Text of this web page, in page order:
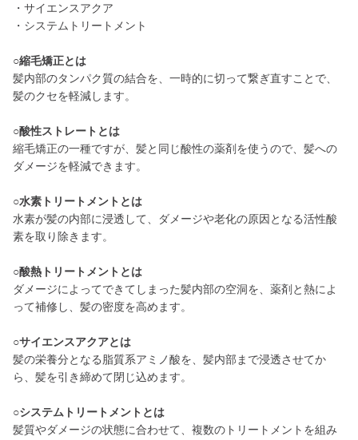
・サイエンスアクア
・システムトリートメント
○縮毛矯正とは
髪内部のタンパク質の結合を、一時的に切って繋ぎ直すことで、
髪のクセを軽減します。
○酸性ストレートとは
縮毛矯正の一種ですが、髪と同じ酸性の薬剤を使うので、髪への
ダメージを軽減できます。
○水素トリートメントとは
水素が髪の内部に浸透して、ダメージや老化の原因となる活性酸
素を取り除きます。
○酸熱トリートメントとは
ダメージによってできてしまった髪内部の空洞を、薬剤と熱によ
って補修し、髪の密度を高めます。
○サイエンスアクアとは
髪の栄養分となる脂質系アミノ酸を、髪内部まで浸透させてか
ら、髪を引き締めて閉じ込めます。
○システムトリートメントとは
髪質やダメージの状態に合わせて、複数のトリートメントを組み